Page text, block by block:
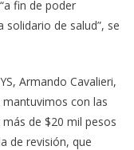
fin de poder
de salud”, se
Armando Cavalieri,
mantuvimos con las
de $20 mil pesos
de revisión, que